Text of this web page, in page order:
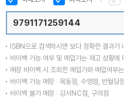
ISBN으로 검색하시면 보다 정확한 결과가
바이백 가능 여부 및 매입가는 재고 상황에
매장 바이백 시 조회한 매입가와 매입여부
바이백 가능 매장 : 목동점, 수영점, 반월당
바이백 불가 매장 : 강서NC점, 구의점